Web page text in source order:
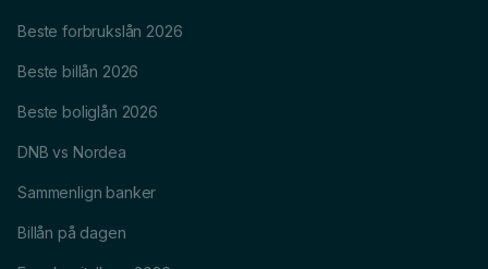
Beste forbrukslån 2026
Beste billån 2026
Beste boliglån 2026
DNB vs Nordea
Sammenlign banker
Billån på dagen